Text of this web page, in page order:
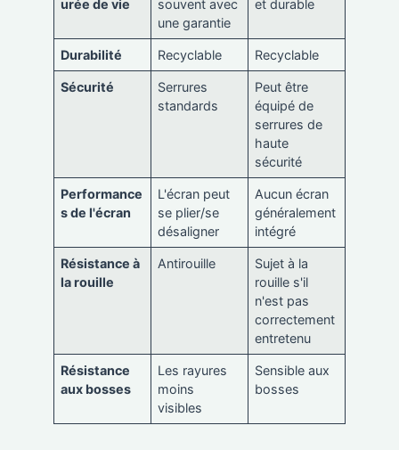
urée de vie
souvent avec
une garantie
et durable
Durabilité Recyclable Recyclable
Sécurité
Serrures
standards
Peut être
équipé de
serrures de
haute
sécurité
Performance
s de l'écran
L'écran peut
se plier/se
désaligner
Aucun écran
généralement
intégré
Résistance à
la rouille
Antirouille
Sujet à la
rouille s'il
n'est pas
correctement
entretenu
Résistance
aux bosses
Les rayures
moins
visibles
Sensible aux
bosses